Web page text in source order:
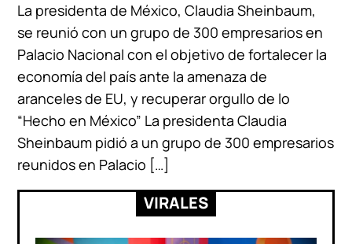
La presidenta de México, Claudia Sheinbaum,
se reunió con un grupo de 300 empresarios en
Palacio Nacional con el objetivo de fortalecer la
economía del país ante la amenaza de
aranceles de EU, y recuperar orgullo de lo
“Hecho en México” La presidenta Claudia
Sheinbaum pidió a un grupo de 300 empresarios
reunidos en Palacio […]
VIRALES